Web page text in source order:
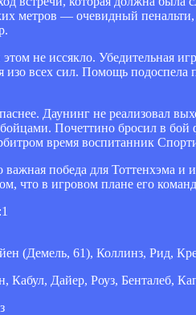
метров — очевидный
не иссякло. Убедительная
изо всех сил. Помощь
Даунинг не реализовал
Почеттино бросил в
время воспитанник
победа для Тоттенхэма и
что в игровом плане его
(Демель, 61), Коллинз, Рид,
Кабул, Дайер, Роуз, Бенталеб,